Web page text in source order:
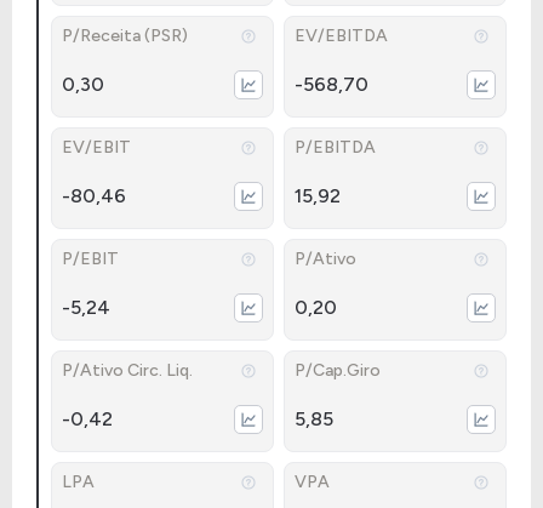
P/Receita (PSR)
0,30
EV/EBITDA
-568,70
EV/EBIT
-80,46
P/EBITDA
15,92
P/EBIT
-5,24
P/Ativo
0,20
P/Ativo Circ. Liq.
-0,42
P/Cap.Giro
5,85
LPA VPA